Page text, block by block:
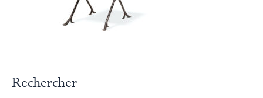
Rechercher